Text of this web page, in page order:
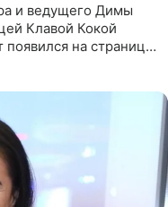
и ведущего Димы
Клавой Кокой
на странице